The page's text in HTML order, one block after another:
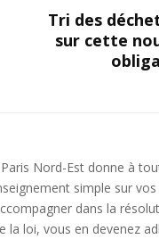
Tri des
sur cette
Nord-Est donne à
simple sur
dans la
la loi, vous en devenez